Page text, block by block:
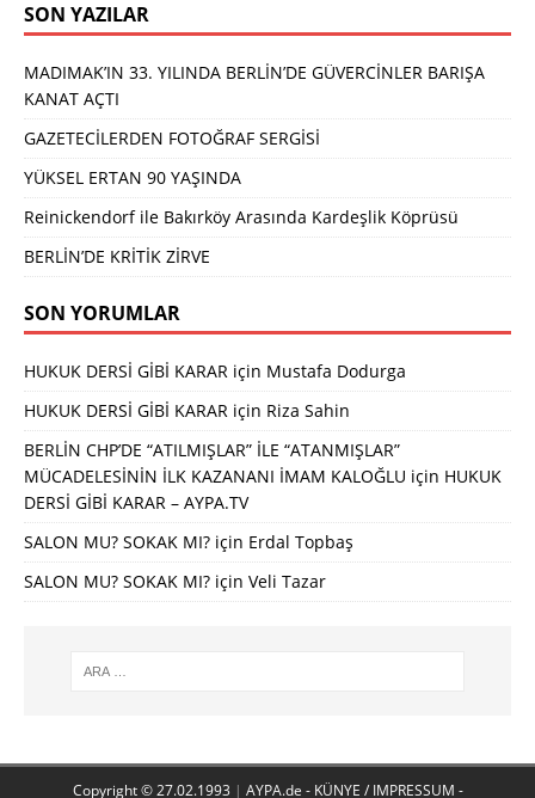
SON YAZILAR
MADIMAK’IN 33. YILINDA BERLİN’DE GÜVERCİNLER BARIŞA
KANAT AÇTI
GAZETECİLERDEN FOTOĞRAF SERGİSİ
YÜKSEL ERTAN 90 YAŞINDA
Reinickendorf ile Bakırköy Arasında Kardeşlik Köprüsü
BERLİN’DE KRİTİK ZİRVE
SON YORUMLAR
HUKUK DERSİ GİBİ KARAR için Mustafa Dodurga
HUKUK DERSİ GİBİ KARAR için Riza Sahin
BERLİN CHP’DE “ATILMIŞLAR” İLE “ATANMIŞLAR”
MÜCADELESİNİN İLK KAZANANI İMAM KALOĞLU için HUKUK
DERSİ GİBİ KARAR – AYPA.TV
SALON MU? SOKAK MI? için Erdal Topbaş
SALON MU? SOKAK MI? için Veli Tazar
Copyright © 27.02.1993 | AYPA.de - KÜNYE / IMPRESSUM -